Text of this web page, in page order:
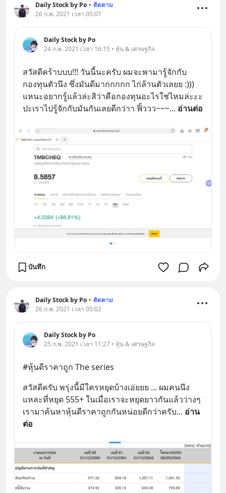
Daily Stock by Po • ติดตาม
26 ก.พ. 2021 เวลา 05:07
Daily Stock by Po
24 ก.พ. 2021 เวลา 16:15 • หุ้น & เศรษฐกิจ
สวัสดีคร้าบบบ!!! วันนี้นะครับ ผมจะพามารู้จักกับ
กองทุนตัวนึง ซึ่งมันดีมากกกกก ไก่ล้านตัวเลยย :)))
แหนะอยากรู้แล้วล่ะสิว่าคือกองทุนอะไรใช่ไหมล่ะะะ
ปะเราไปรู้จักกับมันกันเลยดีกว่าา ฟิ้ววว~~~... อ่านต่อ
บันทึก
Daily Stock by Po • ติดตาม
26 ก.พ. 2021 เวลา 05:02
Daily Stock by Po
25 ก.พ. 2021 เวลา 11:27 • หุ้น & เศรษฐกิจ
#หุ้นดีราคาถูก The series
สวัสดีครับ พรุ่งนี้มีใครหยุดบ้างเอ่ยยย ... ผมคนนึง
แหละที่หยุด 555+ ในเมื่อเราจะหยุดยาวกันแล้วว่างๆ
เรามาค้นหาหุ้นดีราคาถูกกันหน่อยดีกว่าครับ... อ่าน
ต่อ